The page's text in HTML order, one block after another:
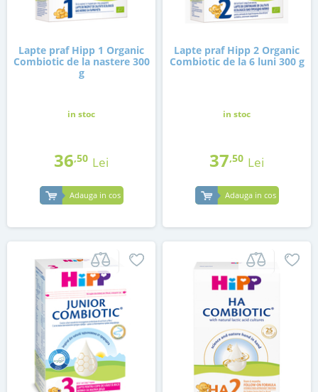
Lapte praf Hipp 1 Organic
Combiotic de la nastere 300
g
in stoc
36,50 Lei
Adauga in cos
Lapte praf Hipp 2 Organic
Combiotic de la 6 luni 300 g
in stoc
37,50 Lei
Adauga in cos